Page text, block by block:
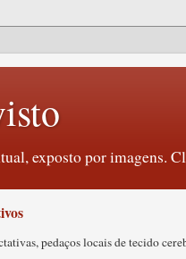
exposto por imagens.
pedaços locais de tecido